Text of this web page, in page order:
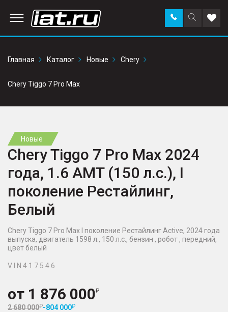
Поиск
по
Заказать
звонок в
Главная
Каталог Новые Chery
Chery Tiggo 7 Pro Max
Новые
Chery Tiggo 7 Pro Max 2024
года, 1.6 AMT (150 л.с.), I
поколение Рестайлинг,
Белый
Chery Tiggo 7 Pro Max I поколение Рестайлинг Active, 2024 года
выпуска, двигатель 1598 л., 150 л.с., бензин , робот , передний,
цвет белый
V I N 4 1 7 5 4 6
от 1 876 000
2 680 000 -804 000